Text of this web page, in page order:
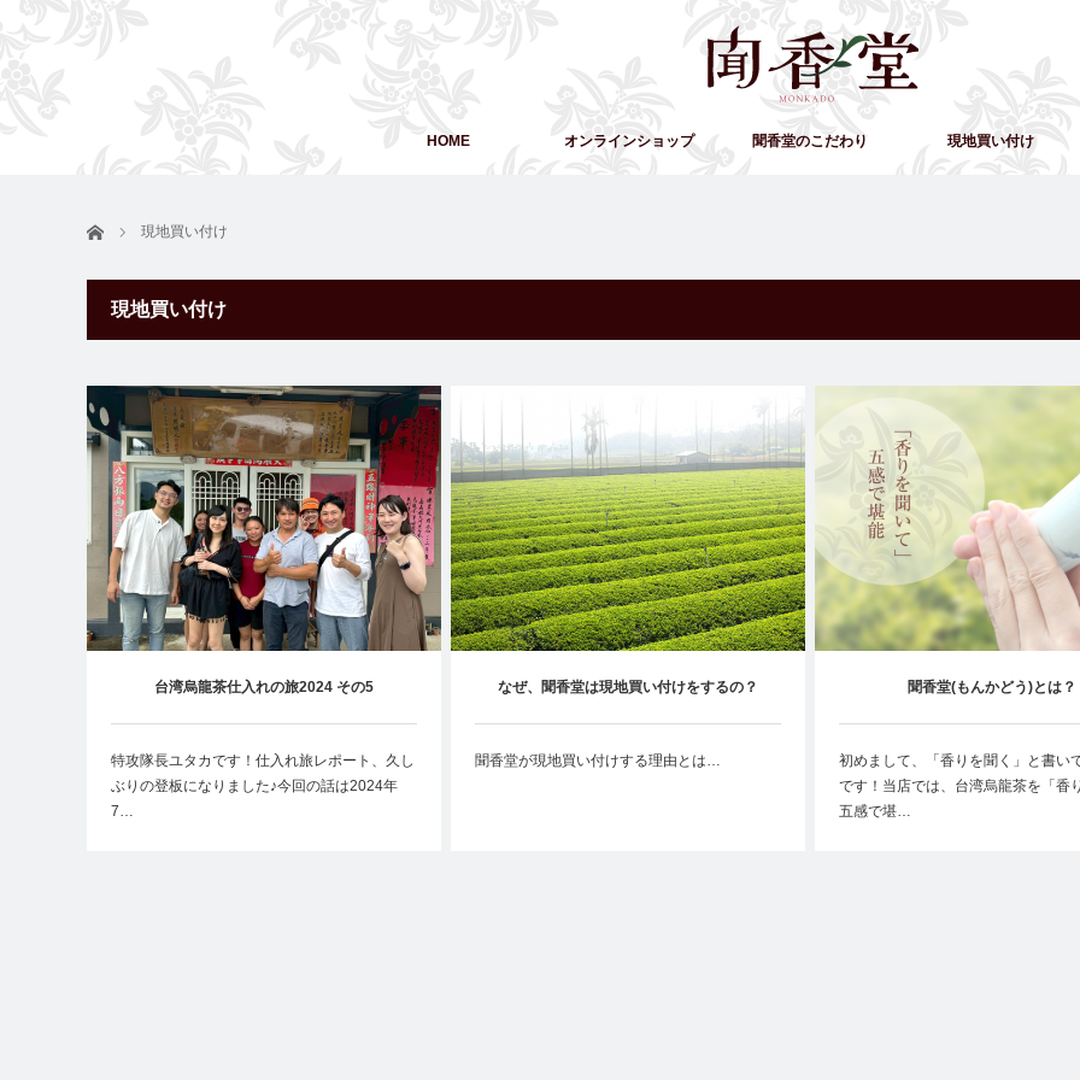
HOME オンラインショップ 聞香堂のこだわり 現地買い付け
ホーム 現地買い付け
現地買い付け
台湾烏龍茶仕入れの旅2024 その5
梅山・陳さんファミリーと、5年ぶりの再会
特攻隊長ユタカです！仕入れ旅レポート、久し
ぶりの登板になりました♪今回の話は2024年
7…
なぜ、聞香堂は現地買い付けをするの？
聞香堂が現地買い付けする理由とは…
聞香堂(もんかどう)とは？
初めまして、「香りを聞く」と書い
です！当店では、台湾烏龍茶を「香
五感で堪…